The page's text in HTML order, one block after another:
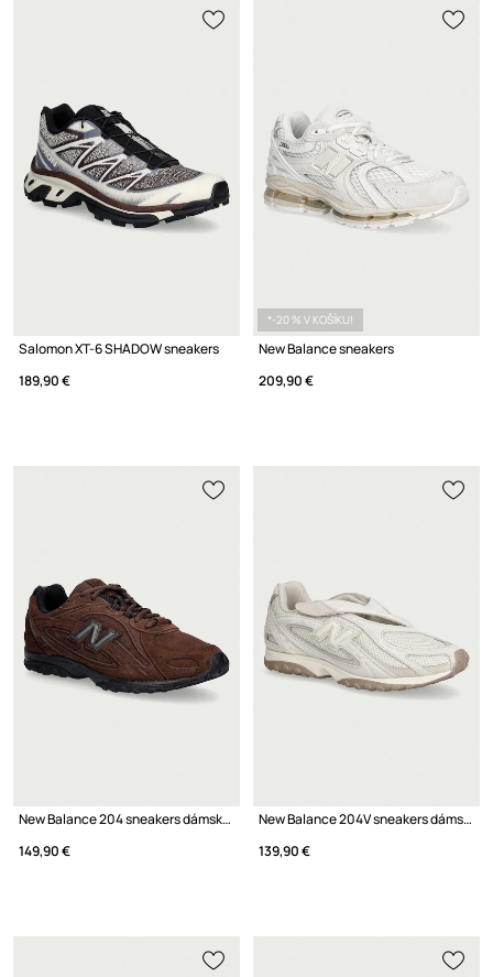
Salomon XT-6 SHADOW sneakers
189,90 €
*-20 % V KOŠÍKU!
New Balance sneakers
209,90 €
New Balance 204 sneakers dámske semišové
149,90 €
New Balance 204V sneakers dámske
139,90 €